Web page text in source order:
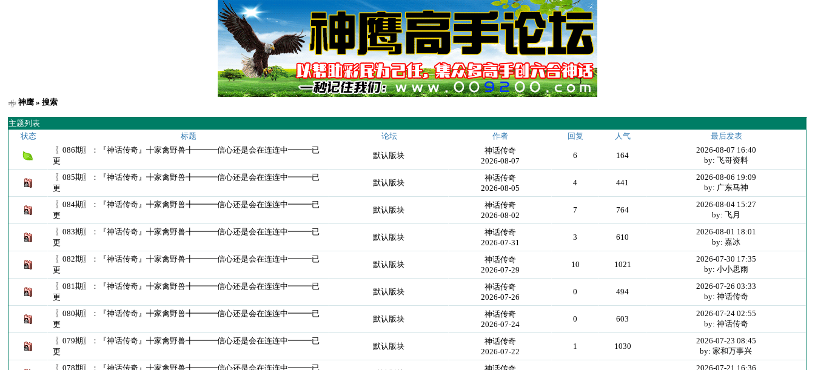
神鹰 » 搜索
主题列表
状态
标题 论坛 作者 回复 人气
最后发表
〖086期〗：『神话传奇』╋家禽野兽╋━━━信心还是会在连连中━━━已
更
默认版块
神话传奇
2026-08-07
6 164
2026-08-07 16:40
by: 飞哥资料
〖085期〗：『神话传奇』╋家禽野兽╋━━━信心还是会在连连中━━━已
更
默认版块
神话传奇
2026-08-05
4 441
2026-08-06 19:09
by: 广东马神
〖084期〗：『神话传奇』╋家禽野兽╋━━━信心还是会在连连中━━━已
更
默认版块
神话传奇
2026-08-02
7 764
2026-08-04 15:27
by: 飞月
〖083期〗：『神话传奇』╋家禽野兽╋━━━信心还是会在连连中━━━已
更
默认版块
神话传奇
2026-07-31
3 610
2026-08-01 18:01
by: 嘉冰
〖082期〗：『神话传奇』╋家禽野兽╋━━━信心还是会在连连中━━━已
更
默认版块
神话传奇
2026-07-29
10 1021
2026-07-30 17:35
by: 小小思雨
〖081期〗：『神话传奇』╋家禽野兽╋━━━信心还是会在连连中━━━已
更
默认版块
神话传奇
2026-07-26
0 494
2026-07-26 03:33
by: 神话传奇
〖080期〗：『神话传奇』╋家禽野兽╋━━━信心还是会在连连中━━━已
更
默认版块
神话传奇
2026-07-24
0 603
2026-07-24 02:55
by: 神话传奇
〖079期〗：『神话传奇』╋家禽野兽╋━━━信心还是会在连连中━━━已
更
默认版块
神话传奇
2026-07-22
1 1030
2026-07-23 08:45
by: 家和万事兴
〖078期〗：『神话传奇』╋家禽野兽╋━━━信心还是会在连连中━━━已
2026-07-21 16:36